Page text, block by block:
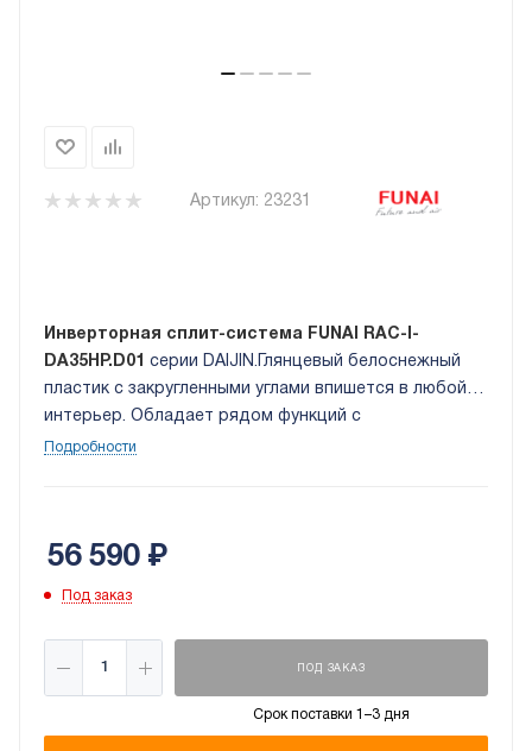
Артикул: 23231
Инверторная сплит-система FUNAI RAC-I-
DA35HP.D01
серии DAIJIN.Глянцевый белоснежный
пластик с закругленными углами впишется в любой
интерьер. Обладает рядом функций с
энергоэффективностью А++. Японская технология с
Подробности
56 590₽
Под заказ
ПОД ЗАКАЗ
Срок поставки 1–3 дня